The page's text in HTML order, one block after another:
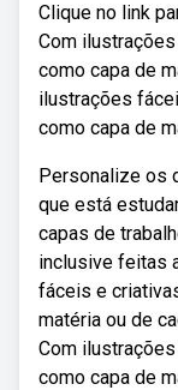
Clique no link
Com
como capa de
ilustrações
como capa de
Personalize os
que está
capas de
inclusive feitas
fáceis e
matéria ou de
Com
como capa de